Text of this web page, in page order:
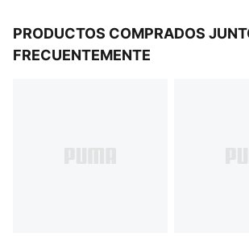
PRODUCTOS COMPRADOS
FRECUENTEMENTE